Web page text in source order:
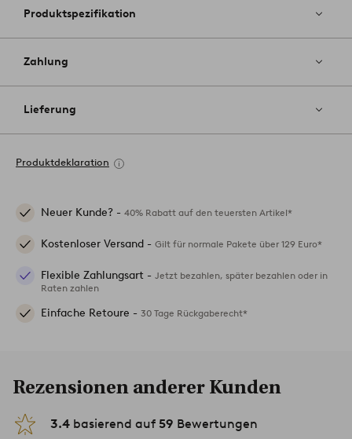
Produktspezifikation
Zahlung
Lieferung
Produktdeklaration
Neuer Kunde? - 40% Rabatt auf den teuersten Artikel*
Kostenloser Versand - Gilt für normale Pakete über 129 Euro*
Flexible Zahlungsart - Jetzt bezahlen, später bezahlen oder in
Raten zahlen
Einfache Retoure - 30 Tage Rückgaberecht*
Rezensionen anderer Kunden
3.4 basierend auf 59 Bewertungen